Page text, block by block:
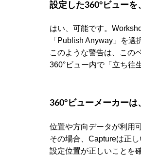
設定した360°ビュー
はい、可能です。
「Publish Anyway」を選
このような警告は、この
360°ビュー内で「立ち往
360°ビューメーカー
位置や方向データが利用
その場合、Captureは正
設定位置が正しいことを